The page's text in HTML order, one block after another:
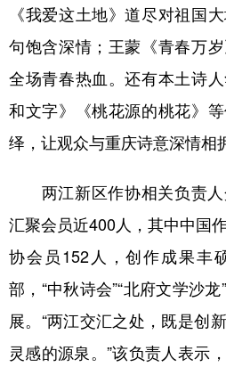
《我爱这土地》道尽对祖国
句饱含深情；王蒙《青春万
全场青春热血。还有本土诗
和文字》《桃花源的桃花》
绎，让观众与重庆诗意深情相
两江新区作协相关负责人
汇聚会员近400人，其中中国
协会员152人，创作成果丰
部，“中秋诗会”“北府文学沙
展。“两江交汇之处，既是创
灵感的源泉。”该负责人表示